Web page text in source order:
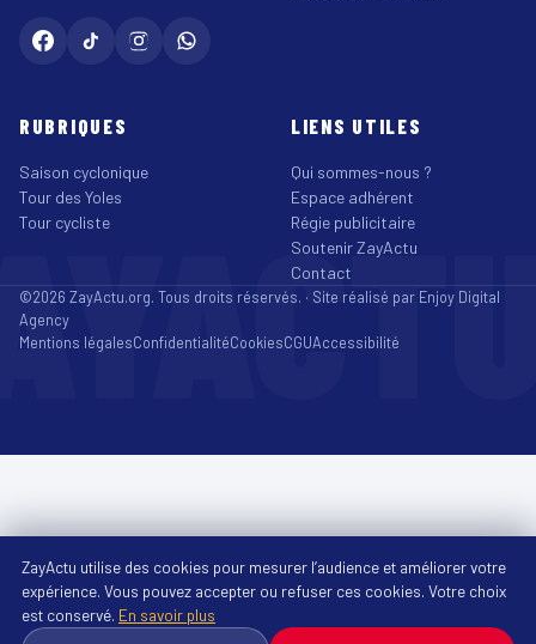
RUBRIQUES
Saison cyclonique
Tour des Yoles
Tour cycliste
LIENS UTILES
Qui sommes-nous ?
Espace adhérent
Régie publicitaire
Soutenir ZayActu
Contact
©2026 ZayActu.org. Tous droits réservés. · Site réalisé par Enjoy Digital
Agency
Mentions légalesConfidentialitéCookiesCGUAccessibilité
ZayActu utilise des cookies pour mesurer l’audience et améliorer votre
expérience. Vous pouvez accepter ou refuser ces cookies. Votre choix
est conservé. En savoir plus